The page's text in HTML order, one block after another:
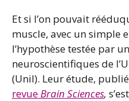
Et si l’on pouvait
muscle, avec un simple
l’hypothèse testée par
neuroscientifiques de
(Unil). Leur étude,
revueBrain Sciences,